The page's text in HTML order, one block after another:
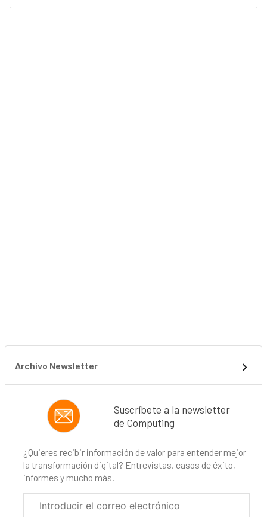
Archivo Newsletter
Suscríbete a la newsletter
de Computing
¿Quieres recibir información de valor para entender mejor
la transformación digital? Entrevistas, casos de éxito,
informes y mucho más.
electrónico